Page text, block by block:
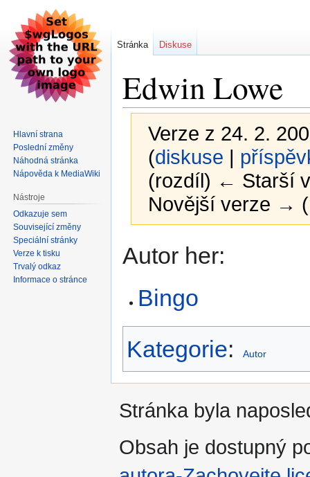
Edwin Lowe
Verze z 24. 2.
(diskuse |
(rozdíl) ← Starší
Novější verze →
na
na
Autor her:
Bingo
Kategorie: Autor
Stránka Diskuse
Hlavní strana
Poslední změny
Náhodná stránka
Nápověda k MediaWiki
Nástroje
Odkazuje sem
Související změny
Speciální stránky
Verze k tisku
Trvalý odkaz
Informace o stránce
Stránka byla
Obsah je dostupný